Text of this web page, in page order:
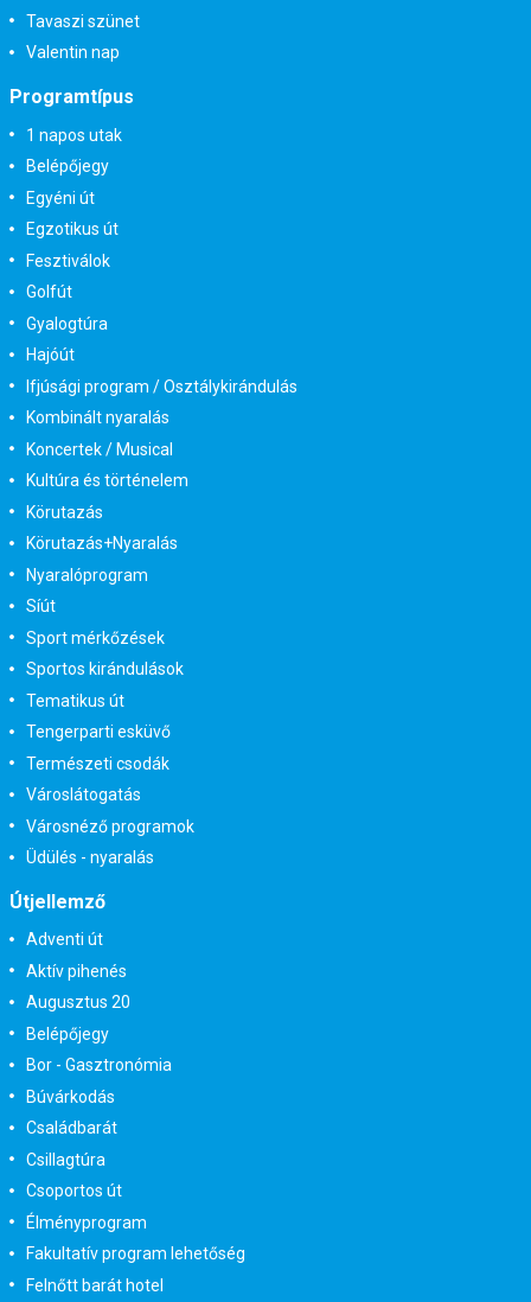
Tavaszi szünet
Valentin nap
Programtípus
1 napos utak
Belépőjegy
Egyéni út
Egzotikus út
Fesztiválok
Golfút
Gyalogtúra
Hajóút
Ifjúsági program / Osztálykirándulás
Kombinált nyaralás
Koncertek / Musical
Kultúra és történelem
Körutazás
Körutazás+Nyaralás
Nyaralóprogram
Síút
Sport mérkőzések
Sportos kirándulások
Tematikus út
Tengerparti esküvő
Természeti csodák
Városlátogatás
Városnéző programok
Üdülés - nyaralás
Útjellemző
Adventi út
Aktív pihenés
Augusztus 20
Belépőjegy
Bor - Gasztronómia
Búvárkodás
Családbarát
Csillagtúra
Csoportos út
Élményprogram
Fakultatív program lehetőség
Felnőtt barát hotel